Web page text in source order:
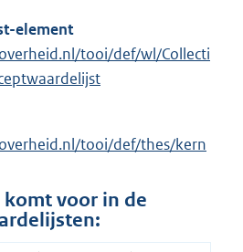
element
tooi/def/wl/Collecti
tooi/def/thes/kern
komt voor in de